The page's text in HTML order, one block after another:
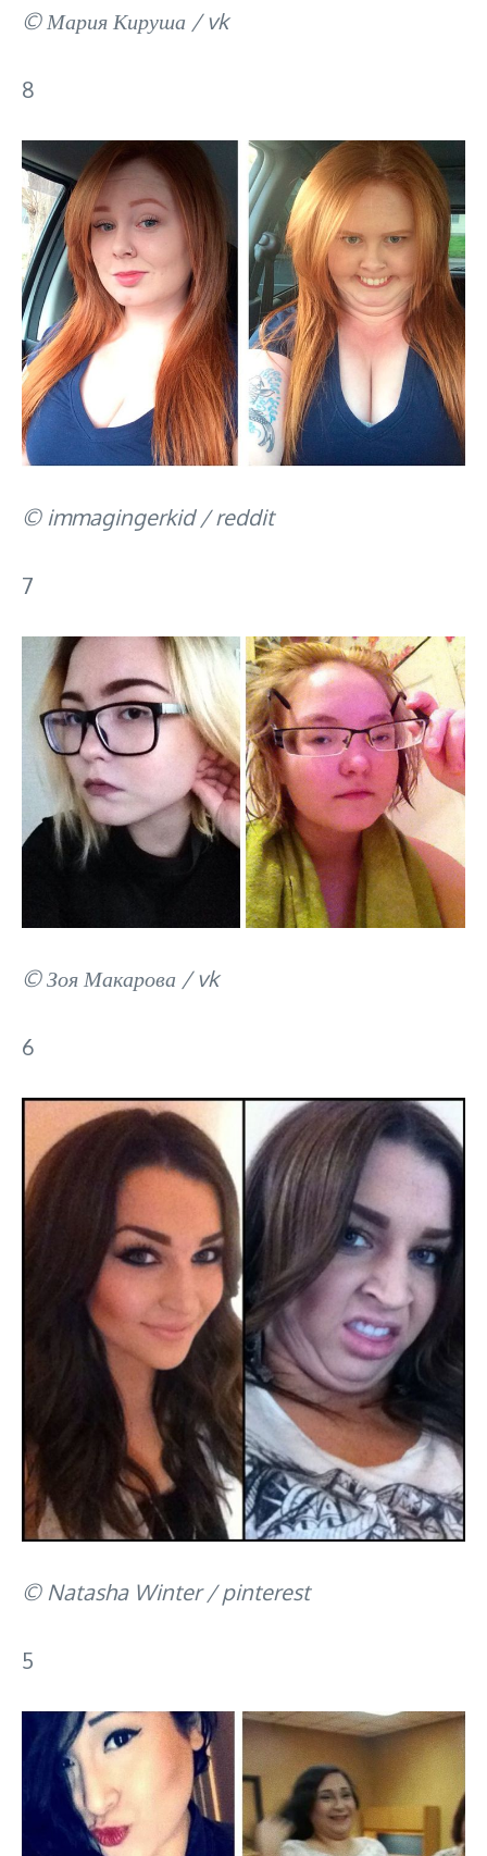
© Мария Кируша / vk
8
© immagingerkid / reddit
7
© Зоя Макарова / vk
6
© Natasha Winter / pinterest
5